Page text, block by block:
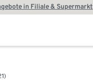
in Filiale & Supermarkt